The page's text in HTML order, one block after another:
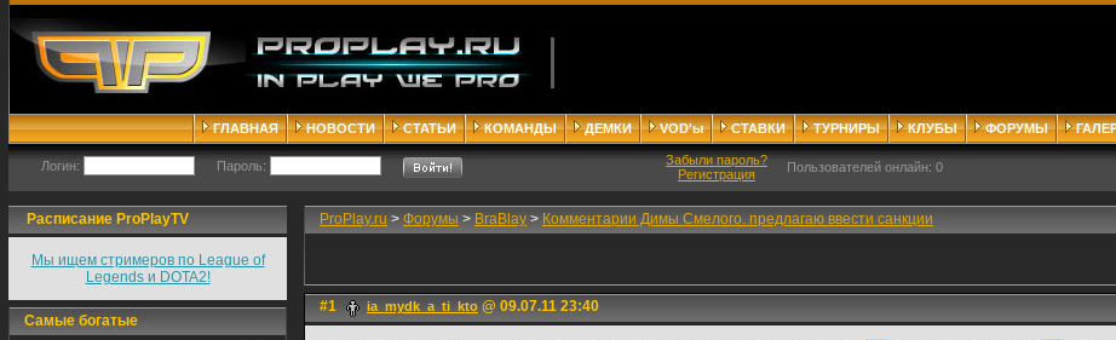
ГЛАВНАЯ НОВОСТИ СТАТЬИ КОМАНДЫ ДЕМКИ VOD'ы СТАВКИ ТУРНИРЫ КЛУБЫ ФОРУМЫ
Логин: Пароль:
Забыли пароль?
Регистрация
Пользователей онлайн: 0
Расписание ProPlayTV
Мы ищем стримеров по League of
Legends и DOTA2!
Самые богатые
ProPlay.ru > Форумы > BraBlay > Комментарии Димы Смелого. предлагаю ввести санкции
#1 ia_mydk_a_ti_kto @ 09.07.11 23:40